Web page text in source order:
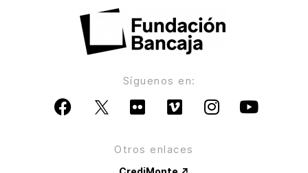
Síguenos en:
Otros enlaces